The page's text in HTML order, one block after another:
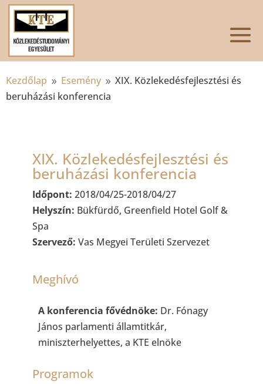
Kezdőlap 9 Esemény 9 XIX. Közlekedésfejlesztési és
beruházási konferencia
XIX. Közlekedésfejlesztési és
beruházási konferencia
Időpont: 2018/04/25-2018/04/27
Helyszín: Bükfürdő, Greenfield Hotel Golf &
Spa
Szervező: Vas Megyei Területi Szervezet
Meghívó
A konferencia fővédnöke: Dr. Fónagy
János parlamenti államtitkár,
miniszterhelyettes, a KTE elnöke
Programok